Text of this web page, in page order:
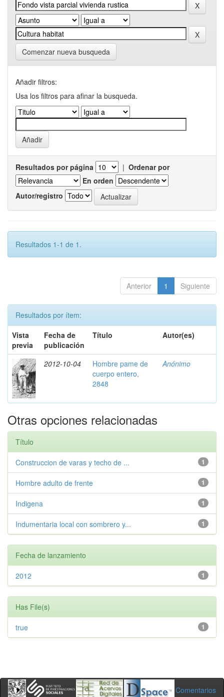
Comenzar nueva busqueda
Añadir filtros:
Usa los filtros para afinar la busqueda.
Resultados por página | Ordenar por
En orden
Autor/registro
Resultados 1-1 de 1.
Anterior 1 Siguiente
Resultados por ítem:
Vista
previa
Fecha de
publicación
Título Autor(es)
2012-10-04
Hombre pame de
cuerpo entero,
2848
Anónimo
Otras opciones relacionadas
Título
1
Construccion de varas y techo de ...
1
Hombre adulto de frente
1
Indigena
1
Indumentaria local con sombrero y...
Fecha de lanzamiento
1
2012
Has File(s)
1
true
Comentarios